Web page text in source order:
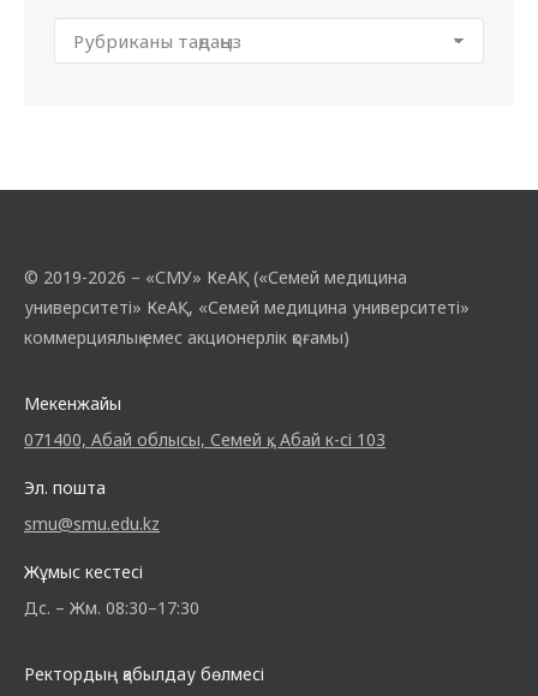
© 2019-2026 – «СМУ» КеАҚ («Семей медицина
университеті» КеАҚ, «Семей медицина университеті»
коммерциялық емес акционерлік қоғамы)
Мекенжайы
071400, Абай облысы, Семей қ., Абай к-сі 103
Эл. пошта
smu@smu.edu.kz
Жұмыс кестесі
Дс. – Жм. 08:30–17:30
Ректордың қабылдау бөлмесі